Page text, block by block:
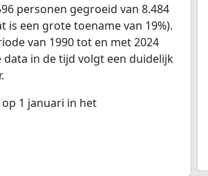
personen gegroeid van 8.484
is een grote toename van 19%).
van 1990 tot en met 2024
data in de tijd volgt een duidelijk
1 januari in het